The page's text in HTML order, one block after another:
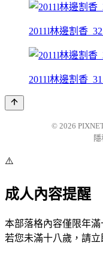
2011l林邊割香
2011l林邊割香
© 2026
⚠️
成人內容提醒
本部落格內容僅限年滿
若您未滿十八歲，請立